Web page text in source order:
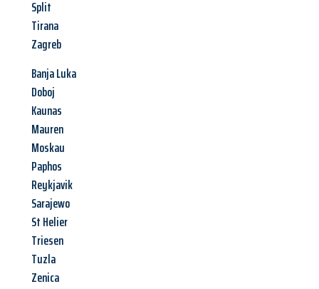
Split
Tirana
Zagreb
Banja Luka
Doboj
Kaunas
Mauren
Moskau
Paphos
Reykjavik
Sarajewo
St Helier
Triesen
Tuzla
Zenica